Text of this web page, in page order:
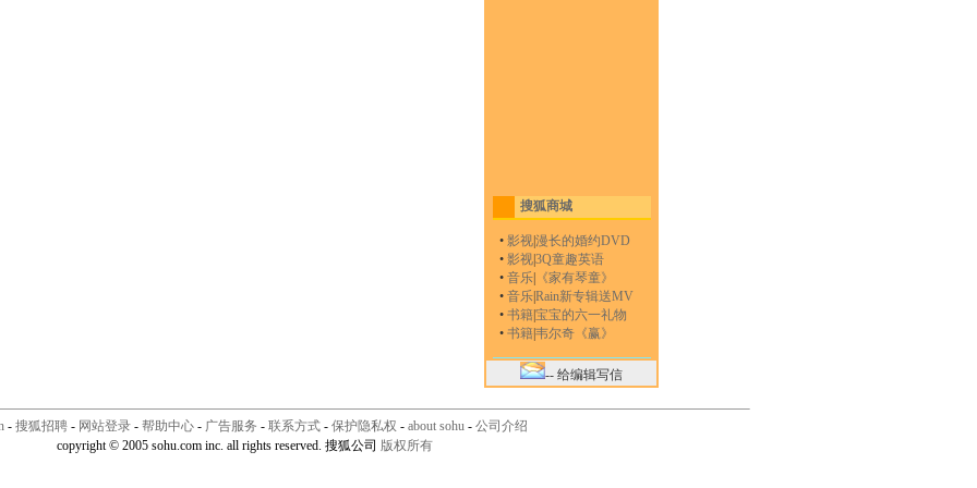
搜狐商城
• 影视漫长的婚约DVD
• 影视3Q童趣英语
• 音乐
《家有琴童》
• 音乐Rain新专辑送MV
• 书籍宝宝的六一礼物
• 书籍韦尔奇《赢》
-- 给编辑写信
- 搜狐招聘 - 网站登录 - 帮助中心 - 广告服务 - 联系方式 - 保护隐私权 - about sohu - 公司介绍
copyright © 2005 sohu.com inc. all rights reserved. 搜狐公司 版权所有